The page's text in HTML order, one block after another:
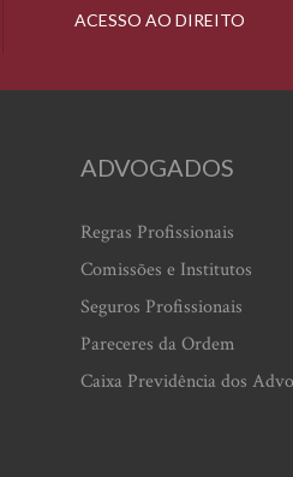
ACESSO AO DIREITO
ADVOGADOS
Regras Profissionais
Comissões e Institutos
Seguros Profissionais
Pareceres da Ordem
Caixa Previdência dos